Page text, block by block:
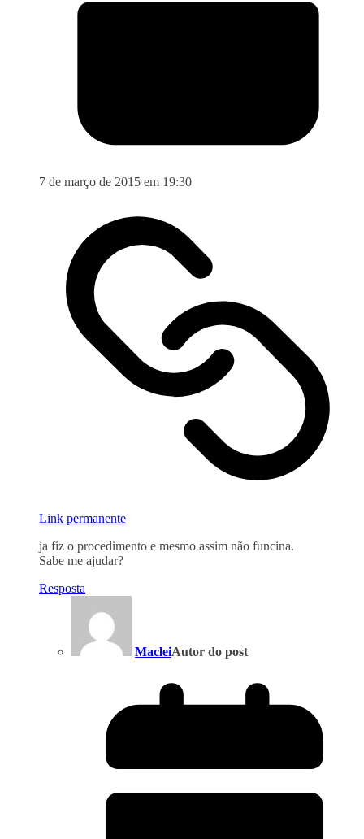
7 de março de 2015 em 19:30
Link permanente
ja fiz o procedimento e mesmo assim não funcina.
Sabe me ajudar?
Resposta
MacleiAutor do post